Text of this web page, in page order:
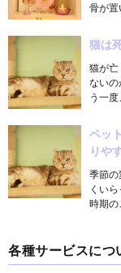
骨が
猫は
猫が亡
ないの
う一
ペッ
りや
季節の
くい
時期
各種サービスにつ